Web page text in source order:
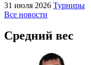
31 июля 2026 Турниры
Все новости
Средний вес